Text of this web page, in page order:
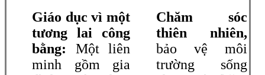
Giáo dục vì một
tương lai công
bằng: Một liên
minh gồm gia
Chăm sóc
thiên nhiên,
bảo vệ môi
trường sống